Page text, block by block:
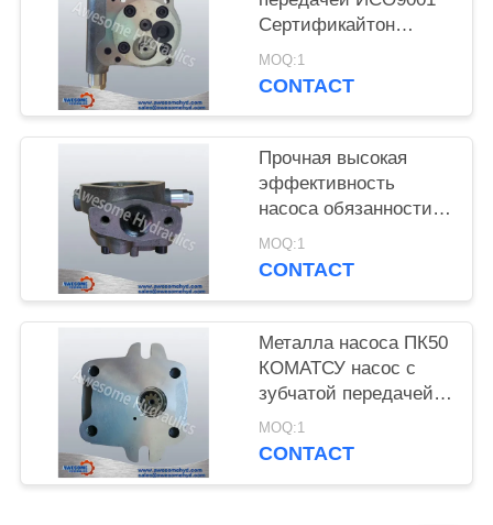
Сертификайтон
насоса ПК300
КОМАТСУ
MOQ:1
CONTACT
Прочная высокая
эффективность
насоса обязанности
насоса ПК200
КОМАТСУ
MOQ:1
CONTACT
Металла насоса ПК50
КОМАТСУ насос с
зубчатой передачей
высокой точности
гидравлического
MOQ:1
CONTACT